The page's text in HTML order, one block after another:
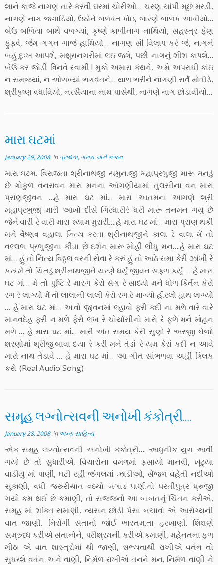
શાને કાજે નાગણ તારે કરવી ઘરમાં ચોરીઓ… ચરણ ચાંપી મૂછ મરડી,
નાગણે નાગ જગાડિયો, ઉઠોને બળવંત કોઇ, બારણે બાળક આવીયો…
બેઉ બળિયા બાથે વળગ્યાં, કૃષ્ણે કાળીનાગ નાથિયો, સહસ્ત્ર ફેણ
ફુંફવે, જેમ ગગન ગાજે હાથિયો… નાગણ સૌ વિલાપ કરે જે, નાગને
બહું દુઃખ આપશે, મથુરાનગરીમાં લઇ જશે, પછી નાગનું શીશ કાપશે…
બેઉ કર જોડી વિનવે સ્વામી ! મુકો અમારા કંથને, અમે અપરાધી કાંઇ
ન સમજ્યાં, ન ઓળખ્યાં ભગવંતને… થાળ ભરીને નાગણી સર્વે મોતીડે,
શ્રીકૃષ્ણ વધાવિયો, નરસૈંયાના નાથ પાસેથી, નાગણે નાગ છોડાવીયો…
મારા ઘટમાં
January 29, 2008in પ્રાર્થના, ગરબા અને ભજન
મારા ઘટમાં વિરાજતા શ્રીનાથજી યમુનાજી મહાપ્રભુજી મારૂ મનડું
છે ગોકુળ વનરાવન મારા મનના આંગણીયામાં તુલસીના વન મારા
પ્રાણજીવન …હે મારા ઘટ માં… મારા આતમના આંગણે શ્રી
મહાપ્રભુજી મારી આંખો દીસે ગિરધારીરે ધરી મારૂ તનમન ગયું છે
જેને વારી રે વારી મારા શ્યામ મુરારી….હે મારા ઘટ માં… મારા પ્રાણ થકી
મને વૈષ્ણવ વહાલા નિત્ય કરતા શ્રીનાથજીને કાલા રે વાલા મેં તો
વલ્લભ પ્રભુજીના કીધા છે દર્શન મારૂ મોહી લીધુ મન….હે મારા ઘટ
માં… હું તો નિત્ય વિઠ્ઠલ વરની સેવા રે કરું હું તો આઠે સમા કેરી ઝાંખી રે
કરું મેં તો ચિતડું શ્રીનાથજીને ચરણે ધર્યું જીવન સફળ કર્યું … હે મારા
ઘટ માં… મેં તો પુષ્ટિ રે મારગ કેરો સંગ રે સાધ્યો મને ધોળ કિર્તન કેરો
રંગ રે લાગ્યો મેં તો લાલાની લાલી કેરો રંગ રે માંગ્યો હીરલો હાથ લાગ્યો
… હે મારા ઘટ માં… આવો જીવનમાં લ્હાવો ફરી કદી ના મળે વારે વારે
માનવદેહ ફરી ન મળે ફેરો લખ રે ચોર્યાસીનો મારો રે ફળે મને મોહન
મળે … હે મારા ઘટ માં… મારી અંત સમય કેરી સુણો રે અરજી લેજો
શરણોમાં શ્રીજીબાવા દયા રે કરી મને તેડાં રે યમ કેરાં કદી ન આવે
મારો નાથ તેડાવે … હે મારા ઘટ માં… આ ગીત સાંભળવા અહીં ક્લિક
કરો. (Real Audio Song)
સમૂહ લગ્નોત્સવની અનોખી કંકોત્રી….
January 28, 2008in અન્ય સાહિત્ય
એક સમૂહ લગ્નોત્સવની અનોખી કંકોત્રી…. આધુનીક યુગ આવી
ગયો છે તો સુધારીએ, વિચારોના વમળમાં ફસાયો માનવી, ખૂંટ્યા
વાડીયું માં પાણી, ઘટી રહી જંગલમાં ઝાડીઓ, સેંજળ વહેતી નદીઓ
સૂકાણી, વધી જરુરીયાત વધ્યો બગાડ પાણીનો ધરતીપુત્ર ધ્રુજી
ગયો કમ થઈ છે કમાણી, તો સજ્જનો આ બાબતનું ચિંતન કરીએ,
સમૂહ માં શક્તિ સમાણી, વ્યસન છોડી પૈસા બચાવો એ આરોગ્યની
વાત જાણી, નિરોગી સંતાનો જોઈ ભારતમાતા હરખાણી, શિક્ષણે
સમ્રુધ્ધ કરીએ સંતાનોને, પરીશ્રમની કરીએ કમાણી, મહેનતના ફળ
મીઠા એ વાત શાસ્ત્રોમાં થી જાણી, સભ્યતાથી રાખીએ વર્તન તો
સુધરશે વર્તન અને વાણી, નિર્મળ રાખીએ તનને મન, નિર્મળ વાણી ને